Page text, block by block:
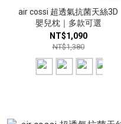
air cossi 超透氣抗菌天絲3D
嬰兒枕｜多款可選
NT$1,090
NT$1,380